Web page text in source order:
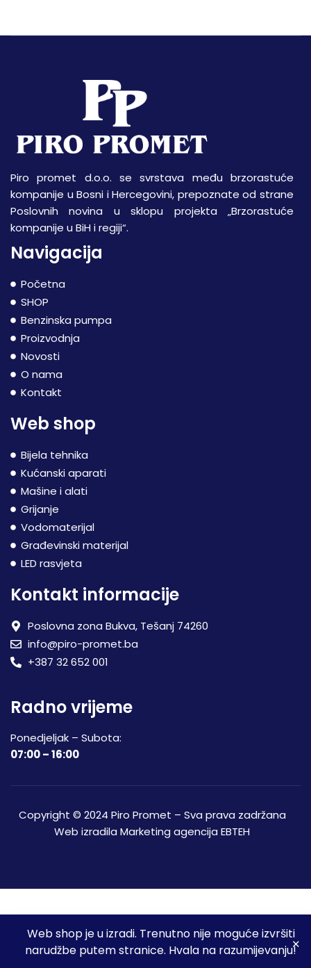
Web shop je u izradi. Trenutno nije moguće izvršiti
narudžbe putem stranice. Hvala na razumijevanju!
Piro promet d.o.o. se svrstava među brzorastuće
kompanije u Bosni i Hercegovini, prepoznate od strane
Poslovnih novina u sklopu projekta „Brzorastuće
kompanije u BiH i regiji“.
Navigacija
Početna
SHOP
Benzinska pumpa
Proizvodnja
Novosti
O nama
Kontakt
Web shop
Bijela tehnika
Kućanski aparati
Mašine i alati
Grijanje
Vodomaterijal
Građevinski materijal
LED rasvjeta
Kontakt informacije
Poslovna zona Bukva, Tešanj 74260
info@piro-promet.ba
+387 32 652 001
Radno vrijeme
Ponedjeljak – Subota:
07:00 – 16:00
Copyright © 2024 Piro Promet – Sva prava zadržana
Web izradila Marketing agencija EBTEH
Moj račun